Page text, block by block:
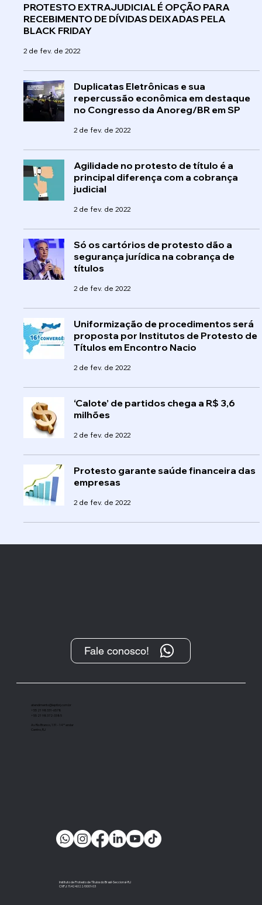
PROTESTO EXTRAJUDICIAL É OPÇÃO PARA
RECEBIMENTO DE DÍVIDAS DEIXADAS PELA
BLACK FRIDAY
2 de fev. de 2022
Duplicatas Eletrônicas e sua
repercussão econômica em destaque
no Congresso da Anoreg/BR em SP
2 de fev. de 2022
Agilidade no protesto de título é a
principal diferença com a cobrança
judicial
2 de fev. de 2022
Só os cartórios de protesto dão a
segurança jurídica na cobrança de
títulos
2 de fev. de 2022
Uniformização de procedimentos será
proposta por Institutos de Protesto de
Títulos em Encontro Nacio
2 de fev. de 2022
‘Calote’ de partidos chega a R$ 3,6
milhões
2 de fev. de 2022
Protesto garante saúde financeira das
empresas
2 de fev. de 2022
Instituto de Protesto de Títulos do Brasil-Seccional-RJ
CNPJ: 11.424.022/0001-03
Fale conosco!
atendimento@ieptbrj.com.br
+55 21 98331-6578
+55 21 98372-3385
Av Rio Branco, 131 - 14º andar
Centro, RJ